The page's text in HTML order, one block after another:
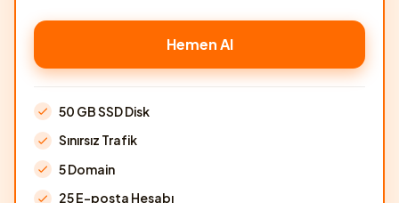
Hemen Al
50 GB SSD Disk
Sınırsız Trafik
5 Domain
25 E-posta Hesabı